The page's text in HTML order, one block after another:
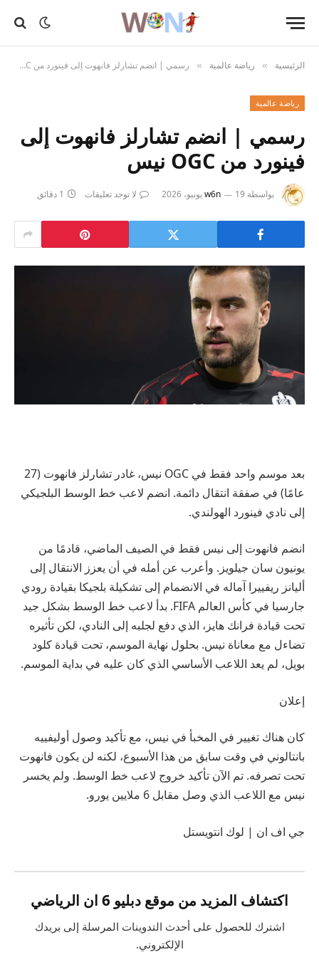
الرئيسية » رياضة عالمية » رسمي | انضم تشارلز فانهوت إلى فينورد من OGC نيس
رياضة عالمية
رسمي | انضم تشارلز فانهوت إلى
فينورد من OGC نيس
بواسطة w6n 19 يونيو، 2026 لا توجد تعليقات 1 دقائق
بعد موسم واحد فقط في OGC نيس، غادر تشارلز فانهوت (27
عامًا) في صفقة انتقال دائمة. انضم لاعب خط الوسط البلجيكي
إلى نادي فينورد الهولندي.
انضم فانهوت إلى نيس فقط في الصيف الماضي، قادمًا من
يونيون سان جيلويز. وأعرب عن أمله في أن يعزز الانتقال إلى
أليانز ريفييرا آماله في الانضمام إلى تشكيلة بلجيكا بقيادة رودي
جارسيا في كأس العالم FIFA. بدأ لاعب خط الوسط بشكل جيد
تحت قيادة فرانك هايز، الذي دفع لجلبه إلى النادي، لكن تأثيره
تضاءل مع معاناة نيس. بحلول نهاية الموسم، تحت قيادة كلود
بويل، لم يعد اللاعب الأساسي الذي كان عليه في بداية الموسم.
إعلان
كان هناك تغيير في المخبأ في نيس، مع تأكيد وصول أوليفييه
بانتالوني في وقت سابق من هذا الأسبوع، لكنه لن يكون فانهوت
تحت تصرفه. تم الآن تأكيد خروج لاعب خط الوسط. ولم يخسر
نيس مع اللاعب الذي وصل مقابل 6 ملايين يورو.
جي اف ان | لوك انتويستل
اكتشاف المزيد من موقع دبليو 6 ان الرياضي
اشترك للحصول على أحدث التدوينات المرسلة إلى بريدك
الإلكتروني.